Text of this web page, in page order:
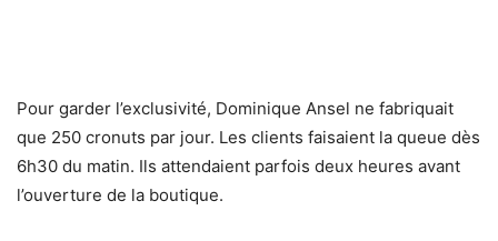
Pour garder l’exclusivité, Dominique Ansel ne fabriquait
que 250 cronuts par jour. Les clients faisaient la queue dès
6h30 du matin. Ils attendaient parfois deux heures avant
l’ouverture de la boutique.